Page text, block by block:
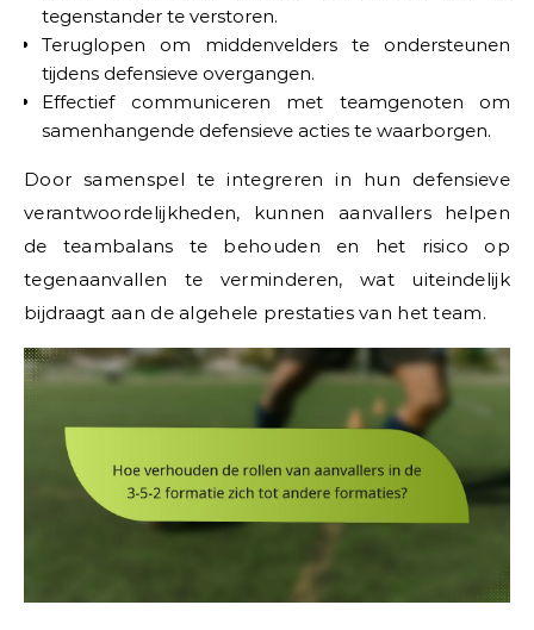
tegenstander te verstoren.
Teruglopen om middenvelders te ondersteunen
tijdens defensieve overgangen.
Effectief communiceren met teamgenoten om
samenhangende defensieve acties te waarborgen.
Door samenspel te integreren in hun defensieve
verantwoordelijkheden, kunnen aanvallers helpen
de teambalans te behouden en het risico op
tegenaanvallen te verminderen, wat uiteindelijk
bijdraagt aan de algehele prestaties van het team.